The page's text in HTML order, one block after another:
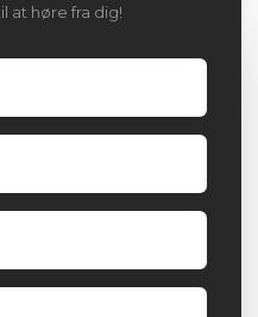
at høre fra dig!